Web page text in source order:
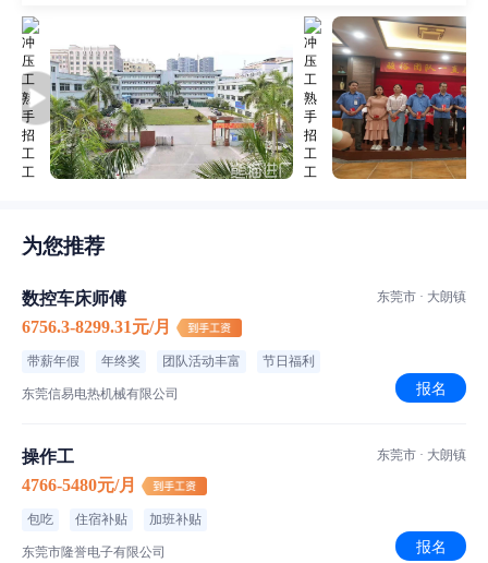
为您推荐
数控车床师傅
6756.3-8299.31元/月
带薪年假 年终奖 团队活动丰富 节日福利
东莞信易电热机械有限公司
东莞市 · 大朗镇
报名
操作工
4766-5480元/月
包吃 住宿补贴 加班补贴
东莞市隆誉电子有限公司
东莞市 · 大朗镇
报名